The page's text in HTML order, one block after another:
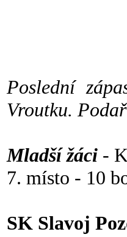
Poslední
Vroutku.
Mladší žáci -
7. místo - 10
SK Slavoj